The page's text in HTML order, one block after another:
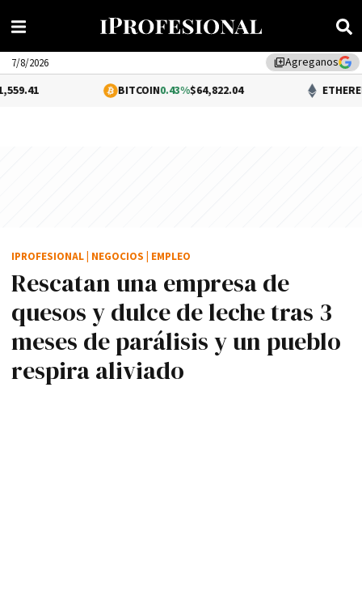
library_addAgreganos
7/8/2026
0.43%$64,822.04 ETHEREUM0.82%
Rescatan una empresa de
quesos y dulce de leche tras 3
meses de parálisis y un pueblo
respira aliviado
IPROFESIONAL NEGOCIOS EMPLEO